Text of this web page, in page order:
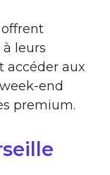
leurs
accéder aux
end
premium.